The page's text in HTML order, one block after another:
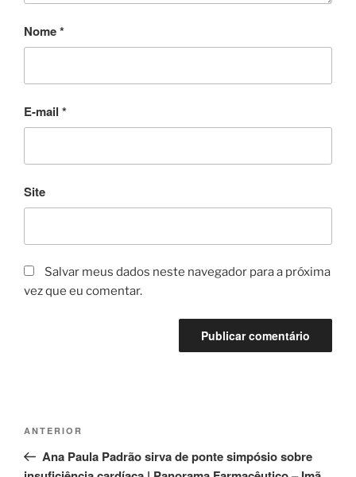
Nome*
E-mail *
Site
Salvar meus dados neste navegador para a próxima
vez que eu comentar.
Post
Post
anterior
ANTERIOR
Ana Paula Padrão sirva de ponte simpósio sobre